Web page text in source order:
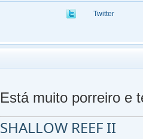
Twitter
Está muito porreiro e
SHALLOW REEF II